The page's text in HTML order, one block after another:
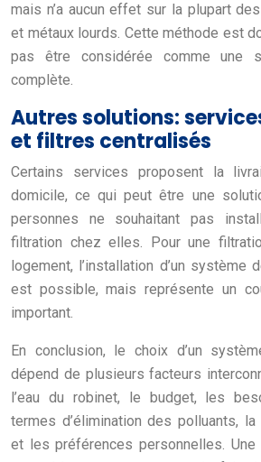
mais n’a aucun effet sur la plupart
et métaux lourds. Cette méthode est
pas être considérée comme une
complète.
Autres solutions:
et filtres centralisés
Certains services proposent la
domicile, ce qui peut être une
personnes ne souhaitant pas
filtration chez elles. Pour une
logement, l’installation d’un système
est possible, mais représente un
important.
En conclusion, le choix d’un
dépend de plusieurs facteurs
l’eau du robinet, le budget, les
termes d’élimination des polluants, la
et les préférences personnelles.